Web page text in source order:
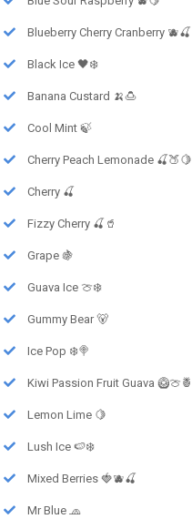
Blueberry Cherry Cranberry 🫐🍒
Black Ice 🖤❄️
Banana Custard 🍌🍮
Cool Mint 🍃
Cherry Peach Lemonade 🍒🍑🍋
Cherry 🍒
Fizzy Cherry 🍒🥤
Grape 🍇
Guava Ice 🍈❄️
Gummy Bear 🐻
Ice Pop ❄️🍭
Kiwi Passion Fruit Guava 🥝🍈🍍
Lemon Lime 🍋
Lush Ice 🍉❄️
Mixed Berries 🍓🫐🍒
Mr Blue 🧢